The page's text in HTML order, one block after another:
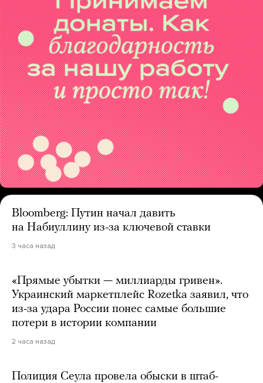
Bloomberg: Путин начал давить
на Набиуллину из-за ключевой ставки
3 часа назад
«Прямые убытки — миллиарды гривен».
Украинский маркетплейс Rozetka заявил, что
из-за удара России понес самые большие
потери в истории компании
2 часа назад
Полиция Сеула провела обыски в штаб-